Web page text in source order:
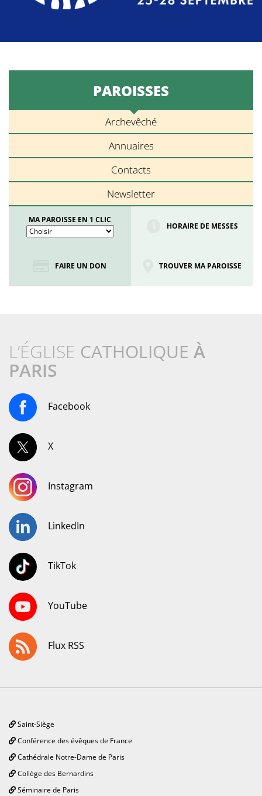
PAROISSES
Archevêché
Annuaires
Contacts
Newsletter
MA PAROISSE EN 1 CLIC
HORAIRE DE MESSES
FAIRE UN DON TROUVER MA PAROISSE
L’ÉGLISE CATHOLIQUE À
PARIS
Facebook
X
Instagram
LinkedIn
TikTok
YouTube
Flux RSS
Saint-Siège
Conférence des évêques de France
Cathédrale Notre-Dame de Paris
Collège des Bernardins
Séminaire de Paris